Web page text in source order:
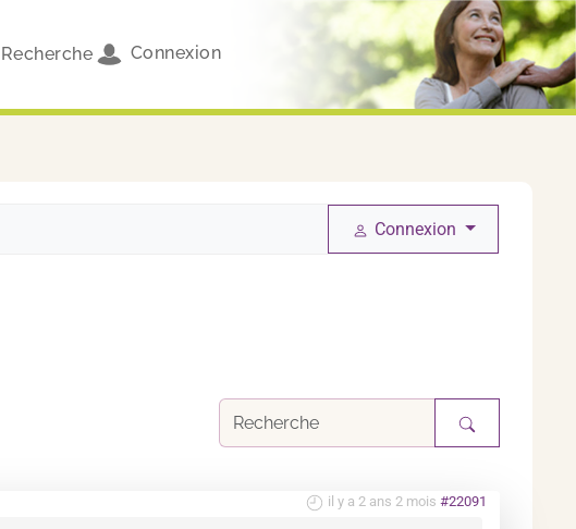
Recherche Connexion
Connexion
il y a 2 ans 2 mois #22091